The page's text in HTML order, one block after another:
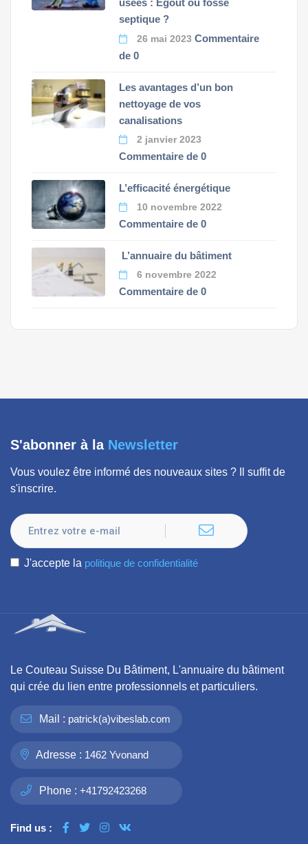
usées : Égout ou fosse
septique ?
26 mai 2023 Commentaire
de 0
Les avantages d’un bon
nettoyage de vos
canalisations
2 janvier 2023
Commentaire de 0
L’efficacité énergétique
10 novembre 2022
Commentaire de 0
L’annuaire du bâtiment
6 novembre 2022
Commentaire de 0
S'abonner à la Newsletter
Vous voulez être informé des nouveaux sites ? Il suffit de
s'inscrire.
J'accepte la politique de confidentialité
Le Couteau Suisse Du Bâtiment, L'annuaire du bâtiment
qui crée du lien entre professionnels et particuliers.
Mail : patrick(a)vibeslab.com
Adresse : 1462 Yvonand
Phone : +41792423268
Find us :